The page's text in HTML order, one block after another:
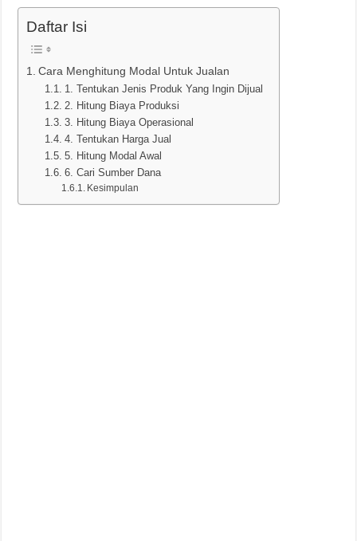
Daftar Isi
Cara Menghitung Modal Untuk Jualan
1. Tentukan Jenis Produk Yang Ingin Dijual
2. Hitung Biaya Produksi
3. Hitung Biaya Operasional
4. Tentukan Harga Jual
5. Hitung Modal Awal
6. Cari Sumber Dana
Kesimpulan